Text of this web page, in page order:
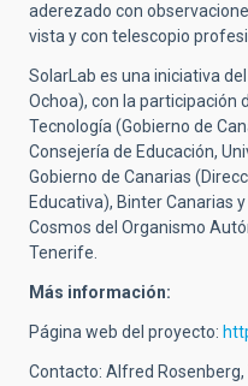
aderezado con
vista y con telescopio
SolarLab es una iniciativa
Ochoa), con la participación
Tecnología (Gobierno de
Consejería de Educación,
Gobierno de Canarias
Educativa), Binter Canarias
Cosmos del Organismo
Tenerife.
Más información:
Página web del proyecto:
Contacto: Alfred